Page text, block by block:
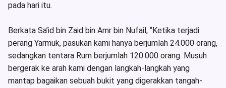
pada hari itu.
Berkata Sa’id bin Zaid bin Amr bin Nufail, “Ketika terjadi
perang Yarmuk, pasukan kami hanya berjumlah 24.000 orang,
sedangkan tentara Rum berjumlah 120.000 orang. Musuh
bergerak ke arah kami dengan langkah-langkah yang
mantap bagaikan sebuah bukit yang digerakkan tangah-